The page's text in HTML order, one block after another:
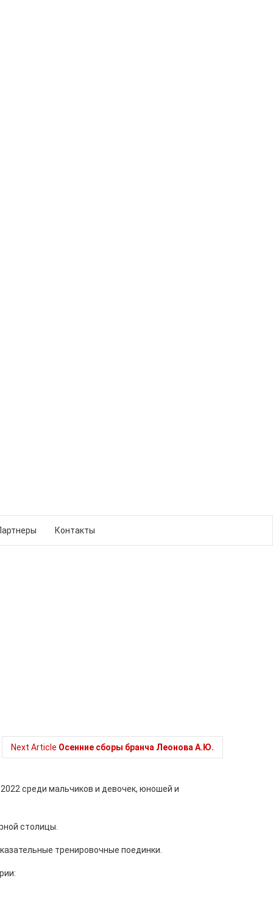
Контакты
Next Article Осенние сборы бранча Леонова А.Ю.
среди мальчиков и девочек, юношей и
столицы.
тренировочные поединки.